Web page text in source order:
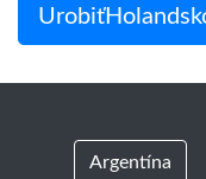
Argentína